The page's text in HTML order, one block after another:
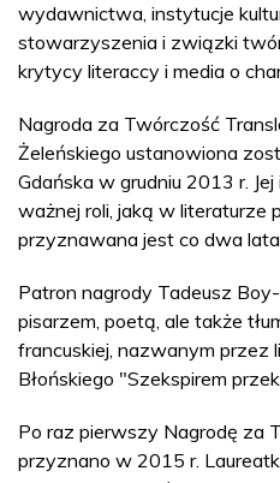
wydawnictwa, instytucje
stowarzyszenia i związki
krytycy literaccy i media o
Nagroda za Twórczość
Żeleńskiego ustanowiona
Gdańska w grudniu 2013 r.
ważnej roli, jaką w literaturze
przyznawana jest co dwa
Patron nagrody Tadeusz
pisarzem, poetą, ale także
francuskiej, nazwanym przez
Błońskiego "Szekspirem
Po raz pierwszy Nagrodę za
przyznano w 2015 r.